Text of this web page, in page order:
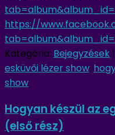
tab=album&
https://
tab=album&
Kategória: Bejegyzések |
esküvői lézer show,
show
Hogyan készül az
(első rész)